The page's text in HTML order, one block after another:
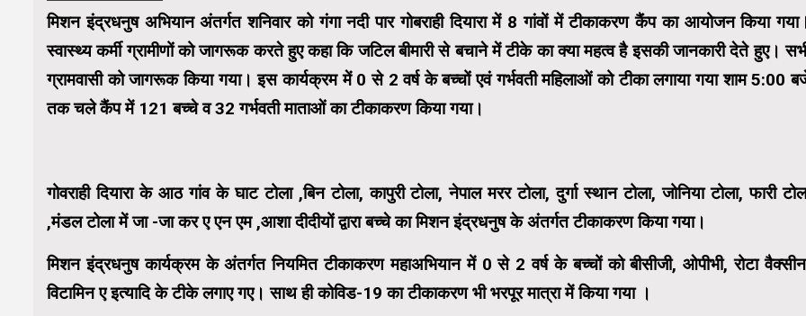
मिशन इंद्रधनुष अभियान अंतर्गत शनिवार को गंगा नदी पार गोबराही दियारा में 8 गांवों में टीकाकरण कैंप का आयोजन किया
स्वास्थ्य कर्मी ग्रामीणों को जागरूक करते हुए कहा कि जटिल बीमारी से बचाने में टीके का क्या महत्व है इसकी जानकारी देते हुए।
ग्रामवासी को जागरूक किया गया। इस कार्यक्रम में 0 से 2 वर्ष के बच्चों एवं गर्भवती महिलाओं को टीका लगाया गया शाम 5:00
तक चले कैंप में 121 बच्चे व 32 गर्भवती माताओं का टीकाकरण किया गया।
गोवराही दियारा के आठ गांव के घाट टोला ,बिन टोला, कापुरी टोला, नेपाल मरर टोला, दुर्गा स्थान टोला, जोनिया टोला, फारी
,मंडल टोला में जा -जा कर ए एन एम ,आशा दीदीयों द्वारा बच्चे का मिशन इंद्रधनुष के अंतर्गत टीकाकरण किया गया।
मिशन इंद्रधनुष कार्यक्रम के अंतर्गत नियमित टीकाकरण महाअभियान में 0 से 2 वर्ष के बच्चों को बीसीजी, ओपीभी, रोटा
विटामिन ए इत्यादि के टीके लगाए गए। साथ ही कोविड-19 का टीकाकरण भी भरपूर मात्रा में किया गया ।